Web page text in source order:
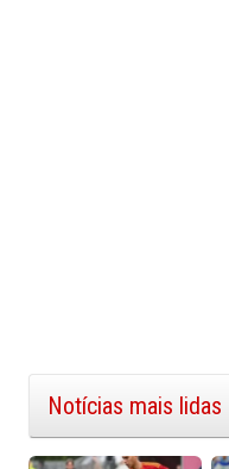
Notícias mais lidas